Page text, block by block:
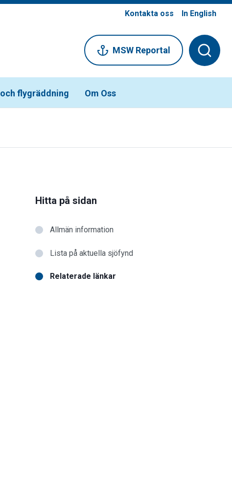
Kontakta oss In English
flygräddning Om Oss
MSW Reportal
Hitta på sidan
Allmän information
Lista på aktuella sjöfynd
Relaterade länkar